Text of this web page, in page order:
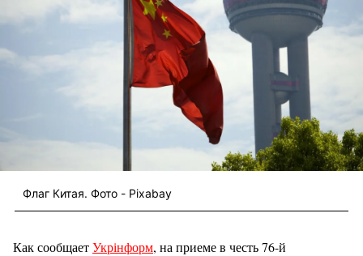
Флаг Китая. Фото - Pixabay
Как сообщаетУкрінформ, на приеме в честь 76-й